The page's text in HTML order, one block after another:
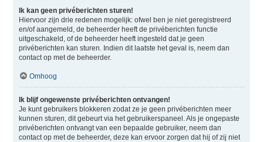
Ik kan geen privéberichten sturen!
Hiervoor zijn drie redenen mogelijk: ofwel ben je niet geregistreerd
en/of aangemeld, de beheerder heeft de privéberichten functie
uitgeschakeld, of de beheerder heeft ingesteld dat je geen
privéberichten kan sturen. Indien dit laatste het geval is, neem dan
contact op met de beheerder.
Omhoog
Ik blijf ongewenste privéberichten ontvangen!
Je kunt gebruikers blokkeren zodat ze je geen privéberichten meer
kunnen sturen, dit gebeurt via het gebruikerspaneel. Als je ongepaste
privéberichten ontvangt van een bepaalde gebruiker, neem dan
contact op met de beheerder, deze kan ervoor zorgen dat hij of zij niet